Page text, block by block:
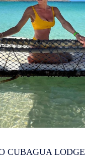
CUBAGUA LODGE